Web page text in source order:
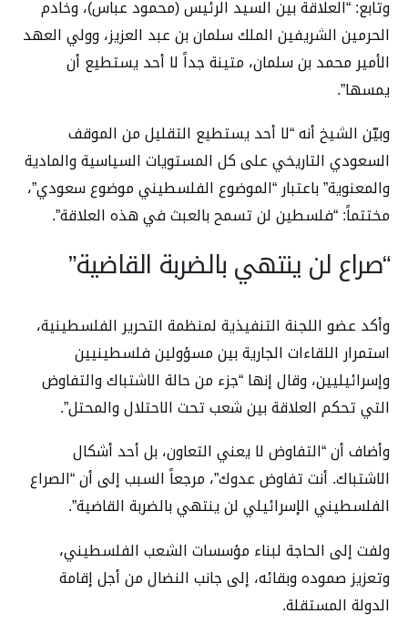
وتابع: “العلاقة بين السيد الرئيس (محمود عباس)، وخادم
الحرمين الشريفين الملك سلمان بن عبد العزيز، وولي العهد
الأمير محمد بن سلمان، متينة جداً لا أحد يستطيع أن
يمسها”.
وبيّن الشيخ أنه “لا أحد يستطيع التقليل من الموقف
السعودي التاريخي على كل المستويات السياسية والمادية
والمعنوية” باعتبار “الموضوع الفلسطيني موضوع سعودي”،
مختتماً: “فلسطين لن تسمح بالعبث في هذه العلاقة”.
“صراع لن ينتهي بالضربة القاضية”
وأكد عضو اللجنة التنفيذية لمنظمة التحرير الفلسطينية،
استمرار اللقاءات الجارية بين مسؤولين فلسطينيين
وإسرائيليين، وقال إنها “جزء من حالة الاشتباك والتفاوض
التي تحكم العلاقة بين شعب تحت الاحتلال والمحتل”.
وأضاف أن “التفاوض لا يعني التعاون، بل أحد أشكال
الاشتباك. أنت تفاوض عدوك”، مرجعاً السبب إلى أن “الصراع
الفلسطيني الإسرائيلي لن ينتهي بالضربة القاضية”.
ولفت إلى الحاجة لبناء مؤسسات الشعب الفلسطيني،
وتعزيز صموده وبقائه، إلى جانب النضال من أجل إقامة
الدولة المستقلة.